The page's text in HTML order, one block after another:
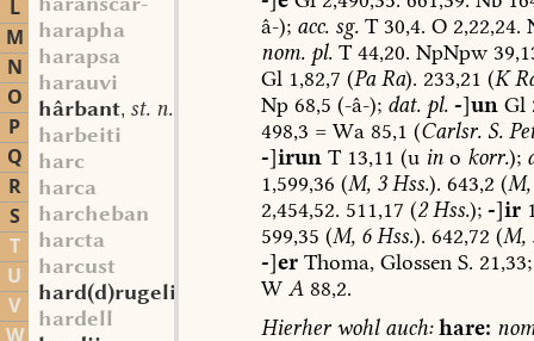
L
M
N
O
P
Q
R
S
T
U
V
harapha
harapsa
harauvi
hârbant, st. n.
harbeiti
harc
harca
harcheban
harcta
harcust
hard(d)rugelinboum
mfrk. st. m.
hardell
â-); acc.sg.T30,4. O2,22,24.
nom.pl. T44,20. NpNpw
Gl1,82,7 (PaRa). 233,21 (K
Np68,5 (-â-); dat.pl. -]unGl
498,3 =Wa85,1 (Carlsr.S.
-]irunT13,11 (u ino korr.);
1,599,36 (M,3Hss.). 643,2 (M,
2,454,52. 511,17 (2Hss.); -]ir
599,35 (M, 6Hss.). 642,72 (M,
-]erThoma, GlossenS. 21,33;
W A88,2.
Hierherwohlauch: hare: